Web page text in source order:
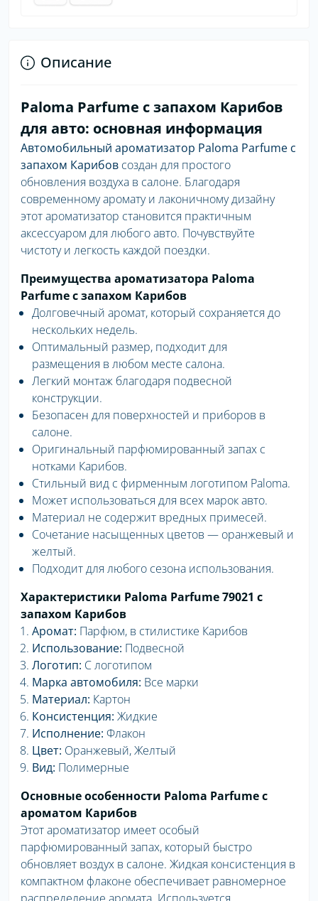
Описание
Paloma Parfume с запахом Карибов
для авто: основная информация
Автомобильный ароматизатор Paloma Parfume с
запахом Карибов создан для простого
обновления воздуха в салоне. Благодаря
современному аромату и лаконичному дизайну
этот ароматизатор становится практичным
аксессуаром для любого авто. Почувствуйте
чистоту и легкость каждой поездки.
Преимущества ароматизатора Paloma
Parfume с запахом Карибов
Долговечный аромат, который сохраняется до
нескольких недель.
Оптимальный размер, подходит для
размещения в любом месте салона.
Легкий монтаж благодаря подвесной
конструкции.
Безопасен для поверхностей и приборов в
салоне.
Оригинальный парфюмированный запах с
нотками Карибов.
Стильный вид с фирменным логотипом Paloma.
Может использоваться для всех марок авто.
Материал не содержит вредных примесей.
Сочетание насыщенных цветов — оранжевый и
желтый.
Подходит для любого сезона использования.
Характеристики Paloma Parfume 79021 с
запахом Карибов
Аромат: Парфюм, в стилистике Карибов
Использование: Подвесной
Логотип: С логотипом
Марка автомобиля: Все марки
Материал: Картон
Консистенция: Жидкие
Исполнение: Флакон
Цвет: Оранжевый, Желтый
Вид: Полимерные
Основные особенности Paloma Parfume с
ароматом Карибов
Этот ароматизатор имеет особый
парфюмированный запах, который быстро
обновляет воздух в салоне. Жидкая консистенция в
компактном флаконе обеспечивает равномерное